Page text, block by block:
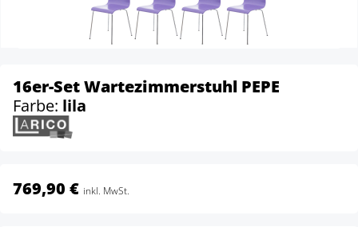
16er-Set Wartezimmerstuhl PEPE
Farbe: lila
769,90 € inkl. MwSt.